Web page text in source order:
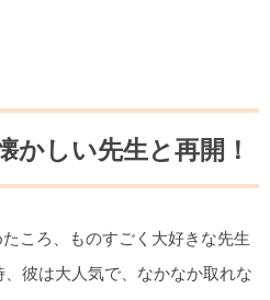
かしい先生と再開！
ころ、ものすごく大好きな先生
彼は大人気で、なかなか取れな